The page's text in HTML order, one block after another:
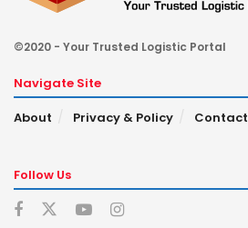
©2020 - Your Trusted Logistic Portal
Navigate Site
About
Privacy & Policy Contact
Follow Us